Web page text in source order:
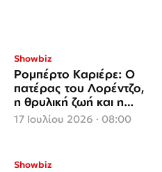
Showbiz
Ρομπέρτο Καριέρε: Ο
πατέρας του Λορέντζο,
η θρυλική ζωή και η
συμφιλίωση πριν από
17 Ιουλίου 2026 · 08:00
Showbiz